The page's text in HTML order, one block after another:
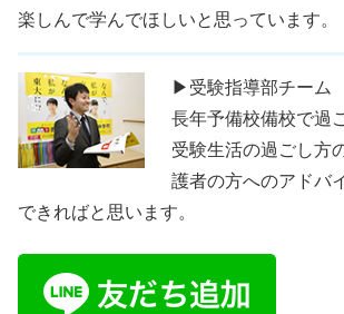
楽しんで学んでほしいと思っています。
▶受験指導部チーム
長年予備校備校で過
受験生活の過ごし方
護者の方へのアドバ
できればと思います。